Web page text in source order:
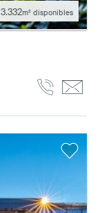
3.332m² disponibles